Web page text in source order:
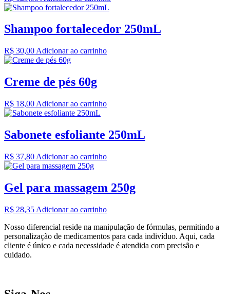
Shampoo fortalecedor 250mL
R$ 30,00 Adicionar ao carrinho
Creme de pés 60g
R$ 18,00 Adicionar ao carrinho
Sabonete esfoliante 250mL
R$ 37,80 Adicionar ao carrinho
Gel para massagem 250g
R$ 28,35 Adicionar ao carrinho
Nosso diferencial reside na manipulação de fórmulas, permitindo a
personalização de medicamentos para cada indivíduo. Aqui, cada
cliente é único e cada necessidade é atendida com precisão e
cuidado.